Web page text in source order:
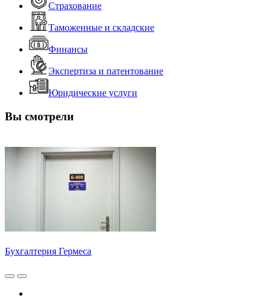
Страхование
Таможенные и складские
Финансы
Экспертиза и патентование
Юридические услуги
Вы смотрели
Бухгалтерия Гермеса